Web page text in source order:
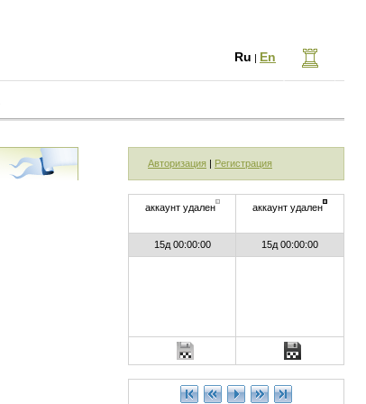
Ru | En
Авторизация | Регистрация
аккаунт удален аккаунт удален
15д 00:00:00 15д 00:00:00